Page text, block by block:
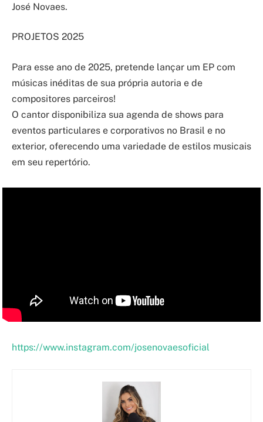
José Novaes.
PROJETOS 2025
Para esse ano de 2025, pretende lançar um EP com
músicas inéditas de sua própria autoria e de
compositores parceiros!
O cantor disponibiliza sua agenda de shows para
eventos particulares e corporativos no Brasil e no
exterior, oferecendo uma variedade de estilos musicais
em seu repertório.
https://www.instagram.com/josenovaesoficial